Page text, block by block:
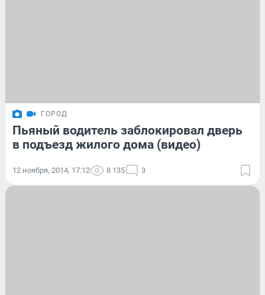
ГОРОД
Пьяный водитель заблокировал дверь
в подъезд жилого дома (видео)
12 ноября, 2014, 17:12 8 135 3